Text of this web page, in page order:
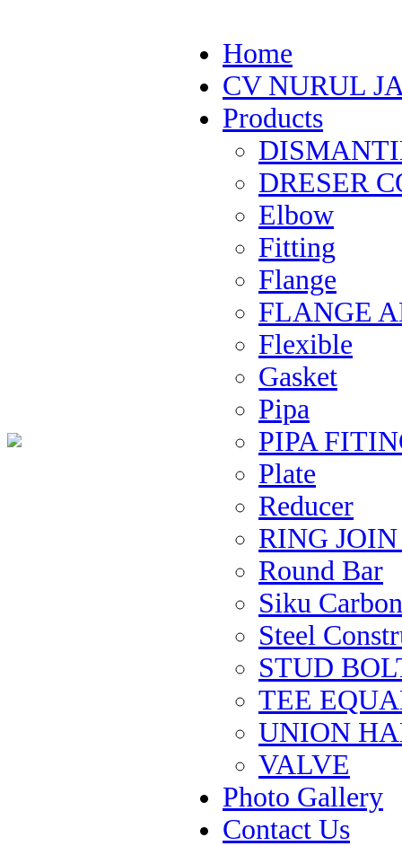
Home
CV NURUL
Products
DRESER
Elbow
Fitting
Flange
FLANGE
Flexible
Gasket
Pipa
PIPA
Plate
Reducer
RING
Round Bar
Siku
Steel
STUD
TEE
UNION
VALVE
Photo Gallery
Contact Us